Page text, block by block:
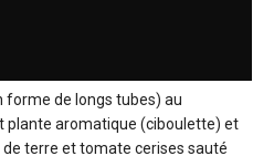
forme de longs tubes) au
aromatique (ciboulette) et
terre et tomate cerises sauté